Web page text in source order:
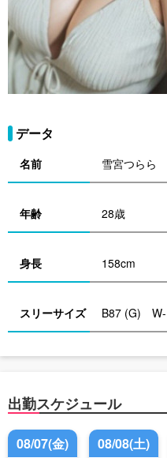
データ
名前 雪宮つらら
年齢 28歳
身長 158cm
スリーサイズ B87 (G)
出勤スケジュール
08/07(金) 08/08(土)